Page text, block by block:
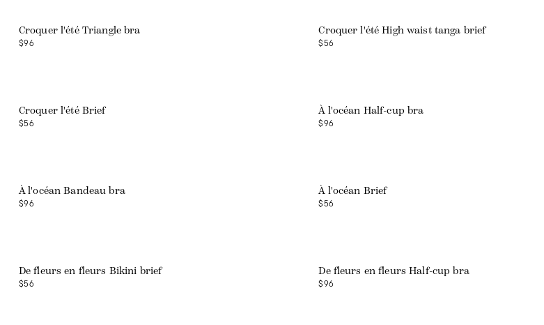
Croquer l'été Triangle bra
$96
Croquer l'été High waist tanga brief
$56
Croquer l'été Brief
$56
À l'océan Half-cup bra
$96
À l'océan Bandeau bra
$96
À l'océan Brief
$56
De fleurs en fleurs Bikini brief
$56
De fleurs en fleurs Half-cup bra
$96